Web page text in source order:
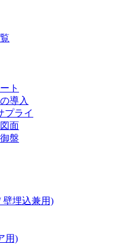
ト
導入
プライ
面
盤
壁埋込兼用)
用)